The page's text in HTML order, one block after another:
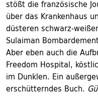
stößt die französische
über das Krankenhaus
düsteren schwarz-
Sulaiman
Aber eben auch die
Freedom Hospital,
im Dunklen. Ein
erschütterndes Buch.